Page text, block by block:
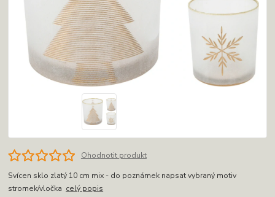
Ohodnotit produkt
Svícen sklo zlatý 10 cm mix - do poznámek napsat vybraný motiv
stromek/vločka celý popis